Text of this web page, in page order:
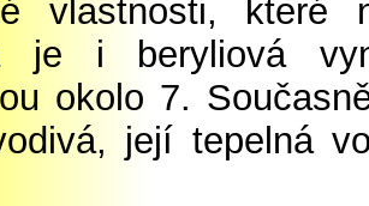
vlastnosti, které
je i beryliová
okolo 7.
její tepelná